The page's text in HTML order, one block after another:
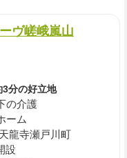
ヴ嵯峨嵐山
分の好立地
の介護
ーム
龍寺瀬戸川町
設